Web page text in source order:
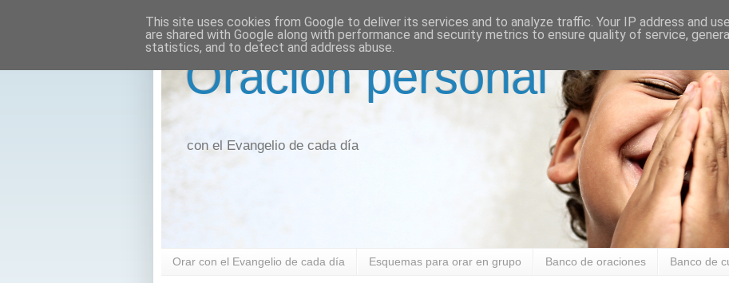
Oración personal
con el Evangelio de cada día
Orar con el Evangelio de cada día Esquemas para orar en grupo Banco de oraciones Banco de
This site uses cookies from Google to deliver its services and to analyze traffic. Your IP address and
are shared with Google along with performance and security metrics to ensure quality of service,
statistics, and to detect and address abuse.